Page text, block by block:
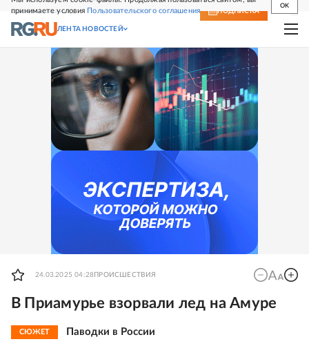
принимаете условия Пользовательского соглашения
OK
СВЕЖИЙ НОМЕР ПОДПИСКА
ЛЕНТА НОВОСТЕЙ
24.03.2025 04:28 ПРОИСШЕСТВИЯ
В Приамурье взорвали лед на Амуре
СЮЖЕТ Паводки в России